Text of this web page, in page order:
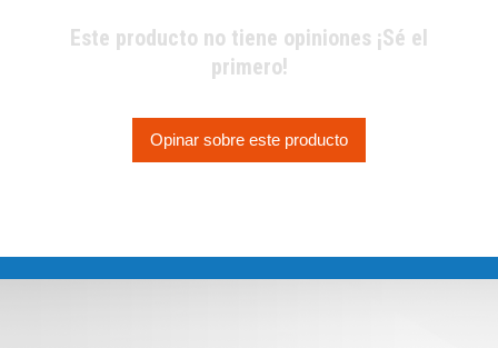
Este producto no tiene opiniones ¡Sé el
primero!
Opinar sobre este producto